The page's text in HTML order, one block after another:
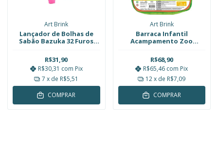
Art Brink
Lançador de Bolhas de
Sabão Bazuka 32 Furos
R$31,90
R$30,31 com Pix
7 x de R$5,51
COMPRAR
Art Brink
Barraca Infantil
Acampamento Zoo
R$68,90
R$65,46 com Pix
12x de R$7,09
COMPRAR